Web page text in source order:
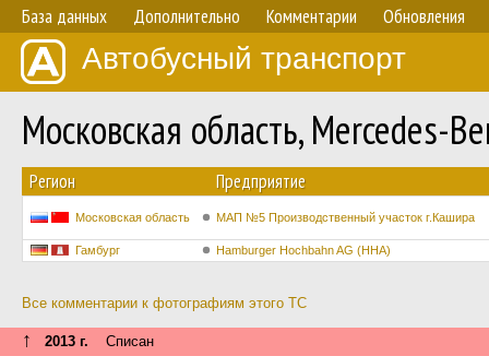
База данных Дополнительно Комментарии Обновления
Автобусный транспорт
Московская область, Mercedes-
Регион Предприятие
Московская область МАП №5 Производственный участок г.Кашира
Гамбург Hamburger Hochbahn AG (HHA)
Все комментарии к фотографиям этого ТС
↑ 2013 г. Списан